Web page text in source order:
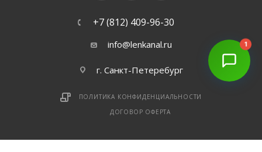
+7 (812) 409-96-30
info@lenkanal.ru
г. Санкт-Петеребург
ПОЛИТИКА КОНФИДЕНЦИАЛЬНОСТИ
ДОГОВОР ОФЕРТА
1